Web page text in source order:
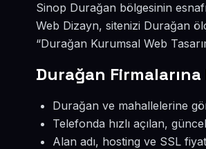
Sinop Durağan bölgesinin
Web Dizayn, sitenizi Durağan
“Durağan Kurumsal Web
Durağan Firmalarına
Durağan ve mahallelerine
Telefonda hızlı açılan,
Alan adı, hosting ve SSL